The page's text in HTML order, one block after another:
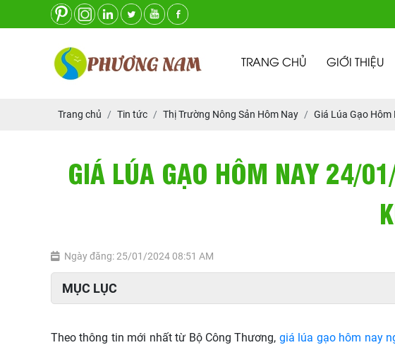
TRANG CHỦ GIỚI THIỆU
Trang chủ Tin tức Thị Trường Nông Sản Hôm Nay Giá Lúa Gạo Hôm
GIÁ LÚA GẠO HÔM NAY 24/
Ngày đăng: 25/01/2024 08:51 AM
MỤC LỤC
Theo thông tin mới nhất từ Bộ Công Thương, giá lúa gạo hôm nay